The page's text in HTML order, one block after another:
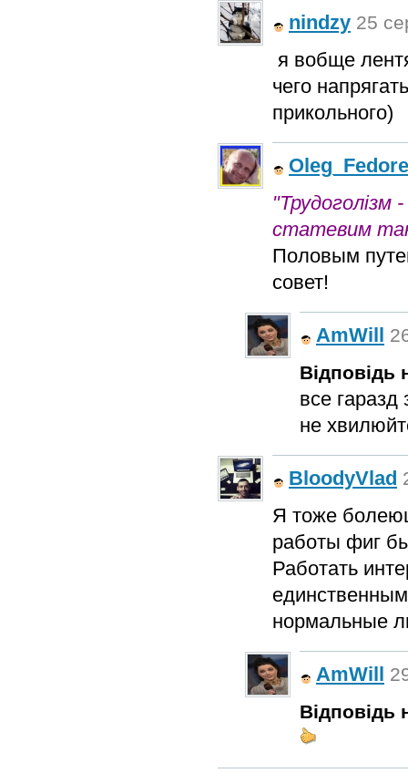
nindzy 25
я вобще
чего
прикольного)
"Трудоголізм
статевим
Половым
совет!
AmWill
Відповідь
все
не
BloodyVlad
Я тоже
работы фиг
Работать
нормальные
AmWill
Відповідь